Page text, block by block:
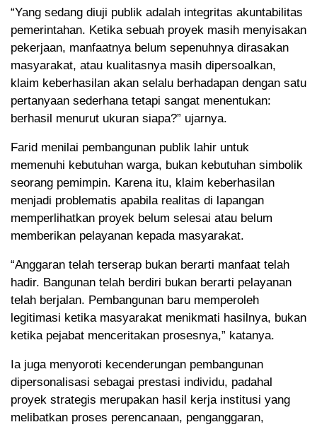
“Yang sedang diuji publik adalah integritas akuntabilitas
pemerintahan. Ketika sebuah proyek masih menyisakan
pekerjaan, manfaatnya belum sepenuhnya dirasakan
masyarakat, atau kualitasnya masih dipersoalkan,
klaim keberhasilan akan selalu berhadapan dengan satu
pertanyaan sederhana tetapi sangat menentukan:
berhasil menurut ukuran siapa?” ujarnya.
Farid menilai pembangunan publik lahir untuk
memenuhi kebutuhan warga, bukan kebutuhan simbolik
seorang pemimpin. Karena itu, klaim keberhasilan
menjadi problematis apabila realitas di lapangan
memperlihatkan proyek belum selesai atau belum
memberikan pelayanan kepada masyarakat.
“Anggaran telah terserap bukan berarti manfaat telah
hadir. Bangunan telah berdiri bukan berarti pelayanan
telah berjalan. Pembangunan baru memperoleh
legitimasi ketika masyarakat menikmati hasilnya, bukan
ketika pejabat menceritakan prosesnya,” katanya.
Ia juga menyoroti kecenderungan pembangunan
dipersonalisasi sebagai prestasi individu, padahal
proyek strategis merupakan hasil kerja institusi yang
melibatkan proses perencanaan, penganggaran,